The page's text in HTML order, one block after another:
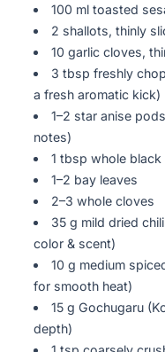
100 ml toasted
2 shallots, thinly
10 garlic cloves,
3 tbsp freshly
a fresh aromatic kick)
1–2 star anise
notes)
1 tbsp whole
1–2 bay leaves
2–3 whole cloves
35 g mild dried
color & scent)
10 g medium
for smooth heat)
15 g Gochugaru
depth)